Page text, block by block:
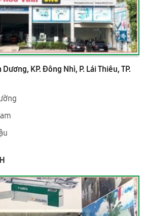
KP. Đông Nhì, P. Lái Thiêu, TP.